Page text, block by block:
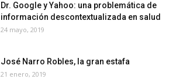
Dr. Google y Yahoo: una problemática de
información descontextualizada en salud
24 mayo, 2019
José Narro Robles, la gran estafa
21 enero, 2019